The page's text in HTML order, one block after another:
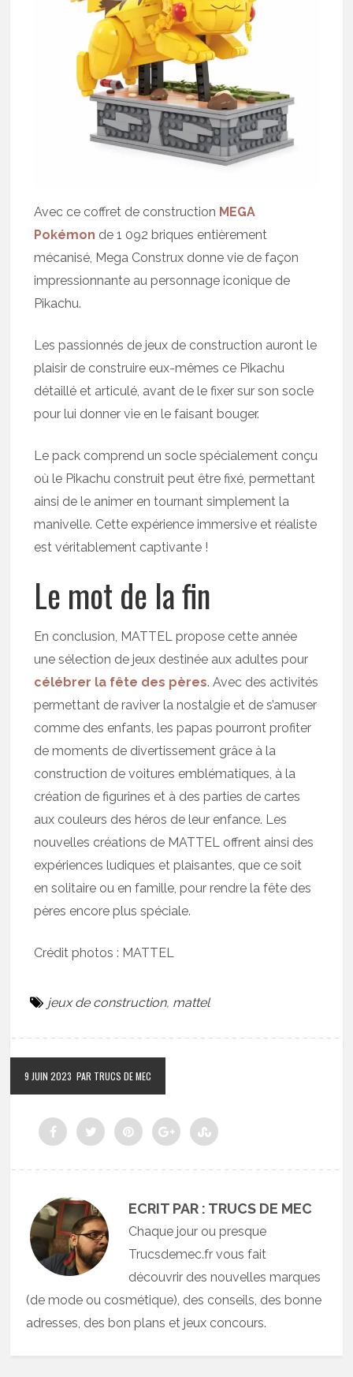
Avec ce coffret de construction MEGA
Pokémon de 1 092 briques entièrement
mécanisé, Mega Construx donne vie de façon
impressionnante au personnage iconique de
Pikachu.
Les passionnés de jeux de construction auront le
plaisir de construire eux-mêmes ce Pikachu
détaillé et articulé, avant de le fixer sur son socle
pour lui donner vie en le faisant bouger.
Le pack comprend un socle spécialement conçu
où le Pikachu construit peut être fixé, permettant
ainsi de le animer en tournant simplement la
manivelle. Cette expérience immersive et réaliste
est véritablement captivante !
Le mot de la fin
En conclusion, MATTEL propose cette année
une sélection de jeux destinée aux adultes pour
célébrer la fête des pères. Avec des activités
permettant de raviver la nostalgie et de s’amuser
comme des enfants, les papas pourront profiter
de moments de divertissement grâce à la
construction de voitures emblématiques, à la
création de figurines et à des parties de cartes
aux couleurs des héros de leur enfance. Les
nouvelles créations de MATTEL offrent ainsi des
expériences ludiques et plaisantes, que ce soit
en solitaire ou en famille, pour rendre la fête des
pères encore plus spéciale.
Crédit photos : MATTEL
jeux de construction, mattel
9 JUIN 2023 PAR TRUCS DE MEC
ECRIT PAR : TRUCS DE MEC
Chaque jour ou presque
Trucsdemec.fr vous fait
découvrir des nouvelles marques
(de mode ou cosmétique), des conseils, des bonne
adresses, des bon plans et jeux concours.